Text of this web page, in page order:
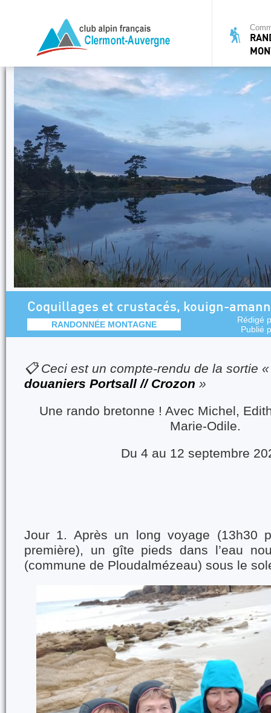
Coquillages et crustacés, kouign-
RANDONNÉE MONTAGNE
Rédigé
Publié
📋 Ceci est un compte-rendu de la sortie
douaniers Portsall // Crozon »
Une rando bretonne ! Avec Michel,
Marie-Odile.
Du 4 au 12 septembre
Jour 1. Après un long voyage (13h30
première), un gîte pieds dans l’eau
(commune de Ploudalmézeau) sous le